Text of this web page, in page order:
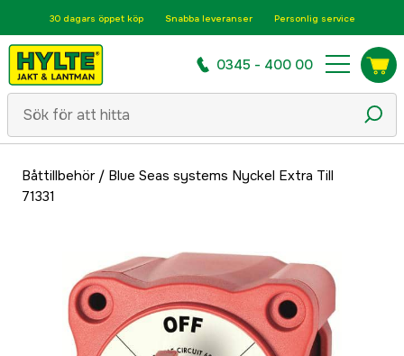
30 dagars öppet köp Snabba leveranser Personlig service
0345 - 400 00
Båttillbehör/ Blue Seas systems Nyckel Extra Till
71331